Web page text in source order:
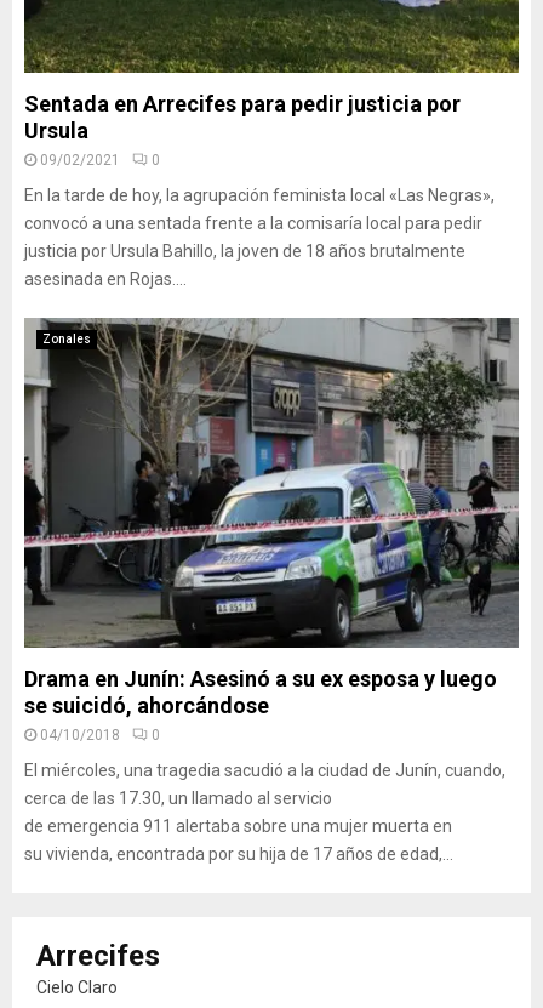
Sentada en Arrecifes para pedir justicia por
Ursula
09/02/2021 0
En la tarde de hoy, la agrupación feminista local «Las Negras»,
convocó a una sentada frente a la comisaría local para pedir
justicia por Ursula Bahillo, la joven de 18 años brutalmente
asesinada en Rojas....
Zonales
Drama en Junín: Asesinó a su ex esposa y luego
se suicidó, ahorcándose
04/10/2018 0
El miércoles, una tragedia sacudió a la ciudad de Junín, cuando,
cerca de las 17.30, un llamado al servicio
de emergencia 911 alertaba sobre una mujer muerta en
su vivienda, encontrada por su hija de 17 años de edad,...
Arrecifes
Cielo Claro